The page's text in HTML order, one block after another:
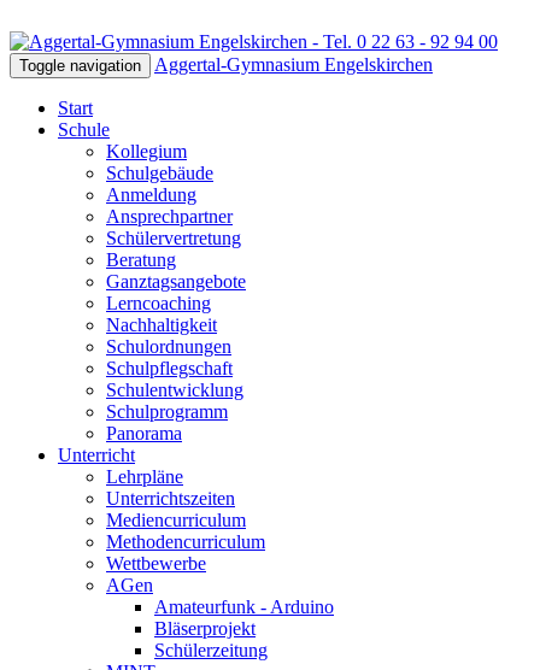
Toggle navigation Aggertal-Gymnasium Engelskirchen
Start
Schule
Kollegium
Schulgebäude
Anmeldung
Ansprechpartner
Schülervertretung
Beratung
Ganztagsangebote
Lerncoaching
Nachhaltigkeit
Schulordnungen
Schulpflegschaft
Schulentwicklung
Schulprogramm
Panorama
Unterricht
Lehrpläne
Unterrichtszeiten
Mediencurriculum
Methodencurriculum
Wettbewerbe
AGen
Amateurfunk - Arduino
Bläserprojekt
Schülerzeitung